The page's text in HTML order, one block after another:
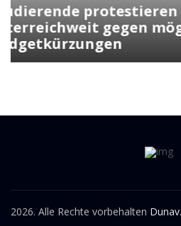
Kunasek fordert
für die Verleihung der
Staatsbürgerschaft
2026. Alle Rechte vorbehalten Dunav.